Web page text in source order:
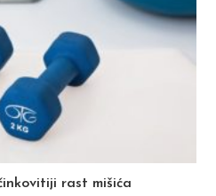
rast mišića